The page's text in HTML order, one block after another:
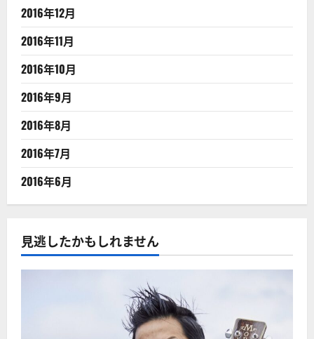
2016年12月
2016年11月
2016年10月
2016年9月
2016年8月
2016年7月
2016年6月
見逃したかもしれません